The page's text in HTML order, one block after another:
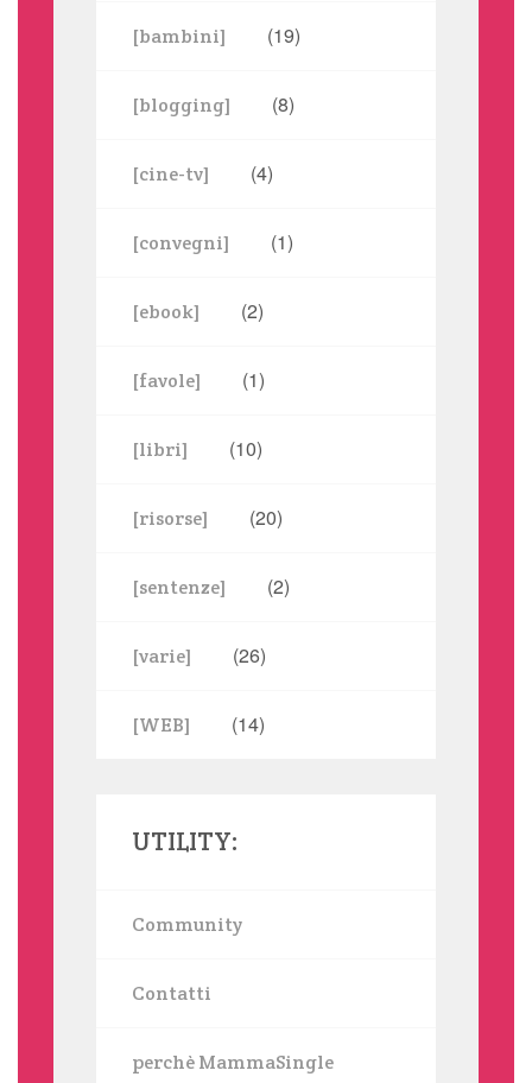
[bambini] (19)
[blogging] (8)
[cine-tv] (4)
[convegni] (1)
[ebook] (2)
[favole] (1)
[libri] (10)
[risorse] (20)
[sentenze] (2)
[varie] (26)
[WEB] (14)
UTILITY:
Community
Contatti
perchè MammaSingle